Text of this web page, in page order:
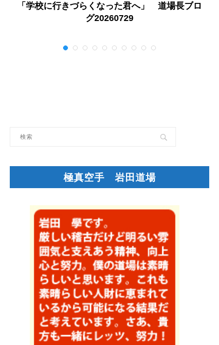
「学校に行きづらくなった君へ」 道場長ブロ
グ20260729
極真空手 岩田道場